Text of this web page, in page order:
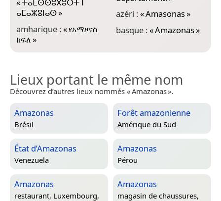
«ⵜⴰⵎⵙⵙⵓⴳⵓⵔⵜ ⵏ
ⴰⵎⴰⵣⵓⵏⴰⵙ»
amharique :«የአማዞናስ
ክፍለ»
azéri :«Amasonas»
basque :«Amazonas»
Lieux portant le même nom
Découvrez d’autres lieux nommés « Amazonas ».
Amazonas
Brésil
Forêt amazonienne
Amérique du Sud
État d’Amazonas
Venezuela
Amazonas
Pérou
Amazonas
restaurant, Luxembourg,
Amazonas
magasin de chaussures,